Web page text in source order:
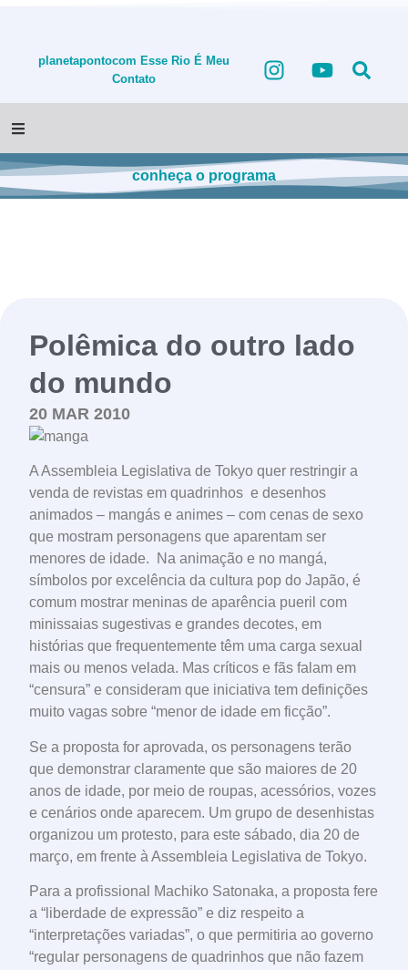
planetapontocom Esse Rio É Meu
Contato
conheça o programa
Polêmica do outro lado
do mundo
20 MAR 2010
A Assembleia Legislativa de Tokyo quer restringir a
venda de revistas em quadrinhos e desenhos
animados – mangás e animes – com cenas de sexo
que mostram personagens que aparentam ser
menores de idade. Na animação e no mangá,
símbolos por excelência da cultura pop do Japão, é
comum mostrar meninas de aparência pueril com
minissaias sugestivas e grandes decotes, em
histórias que frequentemente têm uma carga sexual
mais ou menos velada. Mas críticos e fãs falam em
“censura” e consideram que iniciativa tem definições
muito vagas sobre “menor de idade em ficção”.
Se a proposta for aprovada, os personagens terão
que demonstrar claramente que são maiores de 20
anos de idade, por meio de roupas, acessórios, vozes
e cenários onde aparecem. Um grupo de desenhistas
organizou um protesto, para este sábado, dia 20 de
março, em frente à Assembleia Legislativa de Tokyo.
Para a profissional Machiko Satonaka, a proposta fere
a “liberdade de expressão” e diz respeito a
“interpretações variadas”, o que permitiria ao governo
“regular personagens de quadrinhos que não fazem